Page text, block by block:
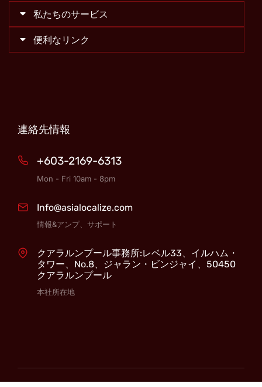
私たちのサービス
便利なリンク
連絡先情報
+603-2169-6313
Mon - Fri 10am - 8pm
Info@asialocalize.com
情報&アンプ、サポート
クアラルンプール事務所:レベル33、イルハム・
タワー、No.8、ジャラン・ビンジャイ、50450
クアラルンプール
本社所在地